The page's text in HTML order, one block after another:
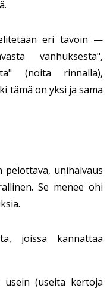
eri tavoin —
vanhuksesta",
(noita rinnalla),
tämä on yksi ja sama
pelottava, unihalvaus
Se menee ohi
joissa kannattaa
usein (useita kertoja